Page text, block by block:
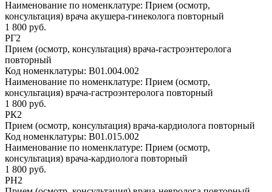
Наименование по номенклатуре: Прием (осмотр,
консультация) врача акушера-гинеколога повторный
1 800 руб.
РГ2
Прием (осмотр, консультация) врача-гастроэнтеролога
повторный
Код номенклатуры: B01.004.002
Наименование по номенклатуре: Прием (осмотр,
консультация) врача-гастроэнтеролога повторный
1 800 руб.
РК2
Прием (осмотр, консультация) врача-кардиолога повторный
Код номенклатуры: B01.015.002
Наименование по номенклатуре: Прием (осмотр,
консультация) врача-кардиолога повторный
1 800 руб.
РН2